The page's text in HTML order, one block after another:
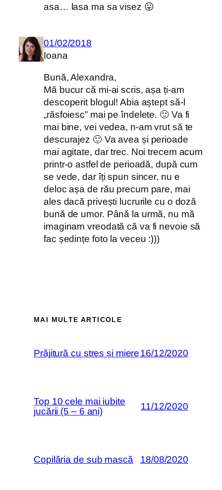
asa… lasa ma sa visez 😛
01/02/2018
Ioana
Bună, Alexandra,
Mă bucur că mi-ai scris, așa ți-am
descoperit blogul! Abia aștept să-l
„răsfoiesc” mai pe îndelete. 🙂 Va fi
mai bine, vei vedea, n-am vrut să te
descurajez 🙂 Va avea și perioade
mai agitate, dar trec. Noi trecem acum
printr-o astfel de perioadă, după cum
se vede, dar îți spun sincer, nu e
deloc așa de rău precum pare, mai
ales dacă privești lucrurile cu o doză
bună de umor. Până la urmă, nu mă
imaginam vreodată că va fi nevoie să
fac ședințe foto la veceu :)))
MAI MULTE ARTICOLE
Prăjitură cu stres și miere16/12/2020
Top 10 cele mai iubite
jucării (5 – 6 ani)
11/12/2020
Copilăria de sub mască 18/08/2020